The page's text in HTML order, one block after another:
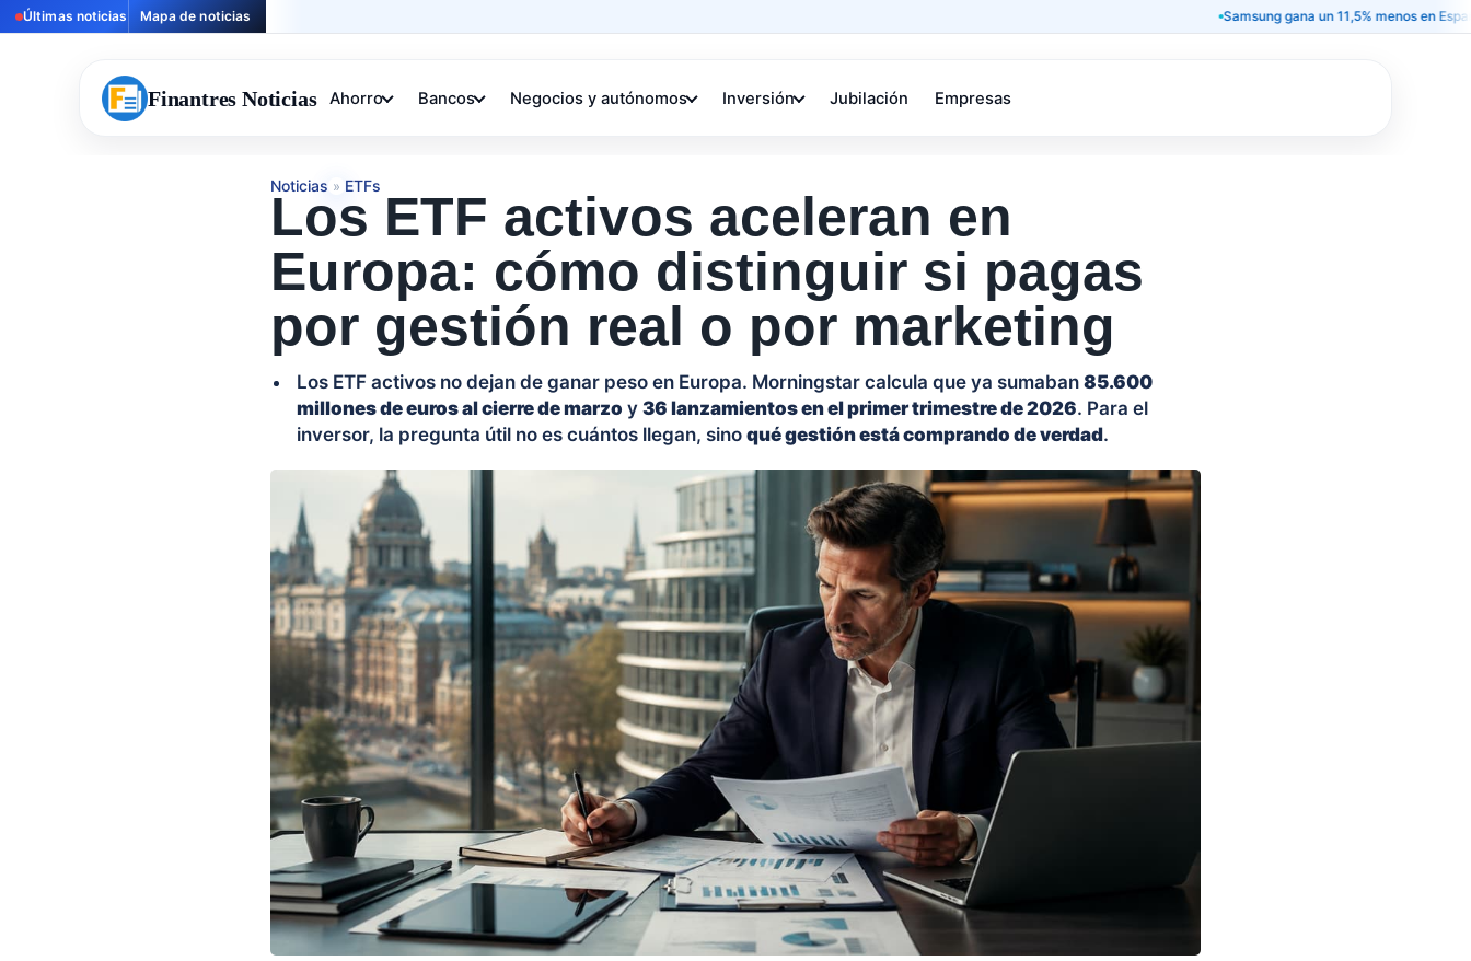
Últimas noticias Mapa de noticias Samsung gana un 11,5% menos en España y
Finantres Noticias Ahorro Bancos Negocios y autónomos Inversión Jubilación Empresas
Noticias » ETFs
Los ETF activos aceleran en
Europa: cómo distinguir si pagas
por gestión real o por marketing
Los ETF activos no dejan de ganar peso en Europa. Morningstar calcula que ya sumaban 85.600
millones de euros al cierre de marzo y 36 lanzamientos en el primer trimestre de 2026. Para el
inversor, la pregunta útil no es cuántos llegan, sino qué gestión está comprando de verdad.